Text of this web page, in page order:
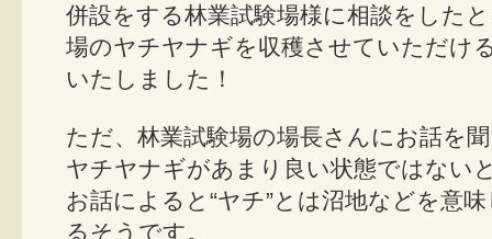
併設をする林業試験場様に相談をした
場のヤチヤナギを収穫させていただけ
いたしました！
ただ、林業試験場の場長さんにお話を
ヤチヤナギがあまり良い状態ではない
お話によると“ヤチ”とは沼地などを意
るそうです。